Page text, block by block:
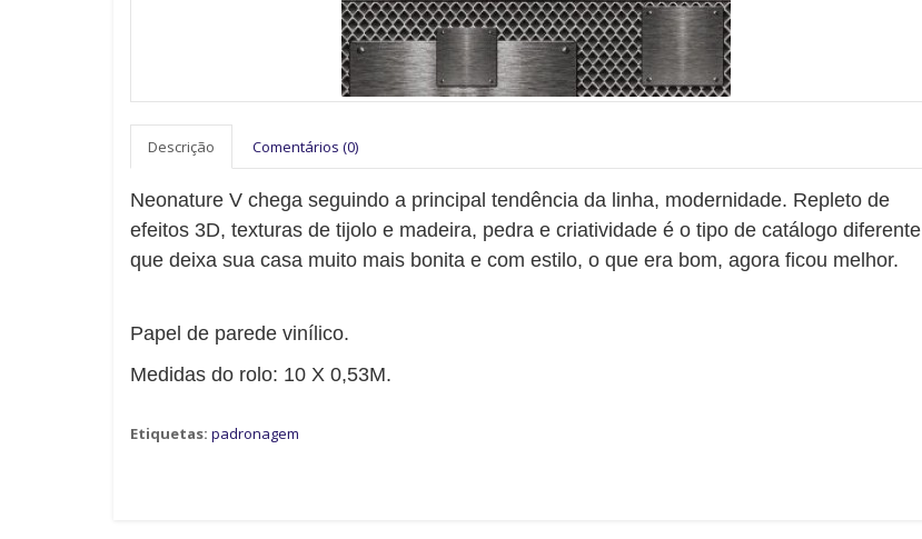
Descrição Comentários (0)
Neonature V chega seguindo a principal tendência da linha, modernidade. Repleto de
efeitos 3D, texturas de tijolo e madeira, pedra e criatividade é o tipo de catálogo diferente
que deixa sua casa muito mais bonita e com estilo, o que era bom, agora ficou melhor.
Papel de parede vinílico.
Medidas do rolo: 10 X 0,53M.
Etiquetas: padronagem